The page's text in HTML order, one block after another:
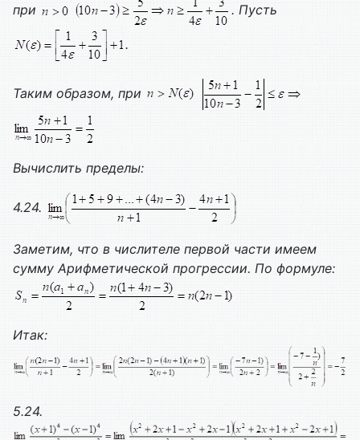
при . Пусть
.
Таким образом, при
Вычислить пределы:
4.24.
Заметим, что в числителе первой части имеем
сумму Арифметической прогрессии. По формуле:
Итак:
5.24.